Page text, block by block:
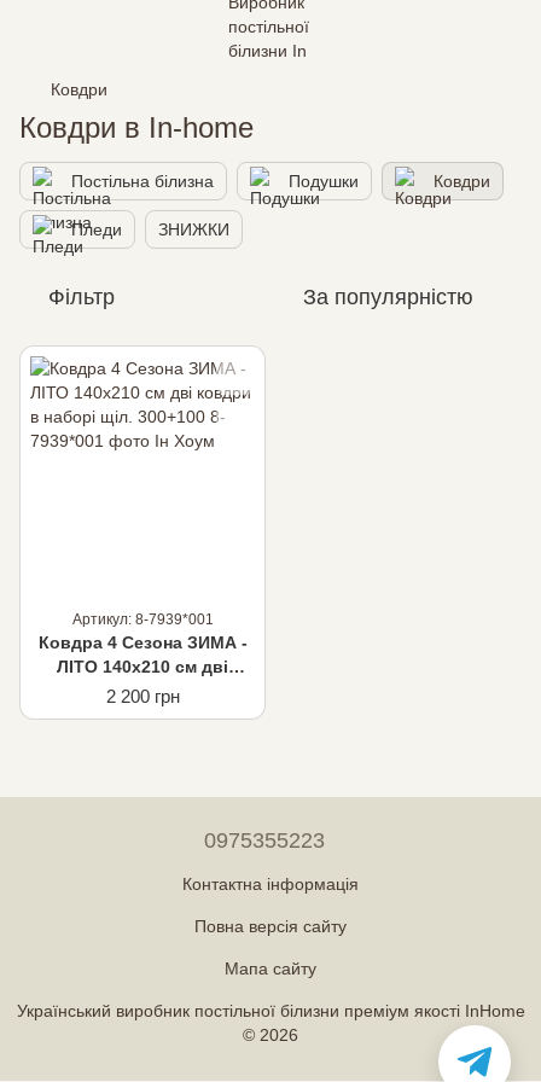
Ковдри
Ковдри в In-home
Постільна білизна Подушки Ковдри
Пледи ЗНИЖКИ
Фільтр За популярністю
Артикул: 8-7939*001
Ковдра 4 Сезона ЗИМА -
ЛІТО 140х210 см дві
ковдри в наборі щіл.
300+100
2 200 грн
0975355223
Контактна інформація
Повна версія сайту
Мапа сайту
Український виробник постільної білизни преміум якості InHome
© 2026